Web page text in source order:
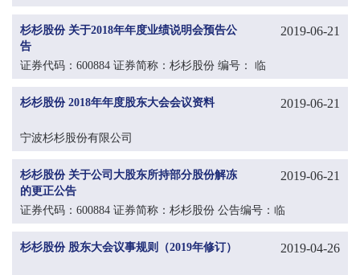
杉杉股份 关于2018年年度业绩说明会预告公
告
2019-06-21
证券代码：600884 证券简称：杉杉股份 编号： 临
杉杉股份 2018年年度股东大会会议资料
2019-06-21
宁波杉杉股份有限公司
杉杉股份 关于公司大股东所持部分股份解冻
的更正公告
2019-06-21
证券代码：600884 证券简称：杉杉股份 公告编号：临
杉杉股份 股东大会议事规则（2019年修订）
2019-04-26